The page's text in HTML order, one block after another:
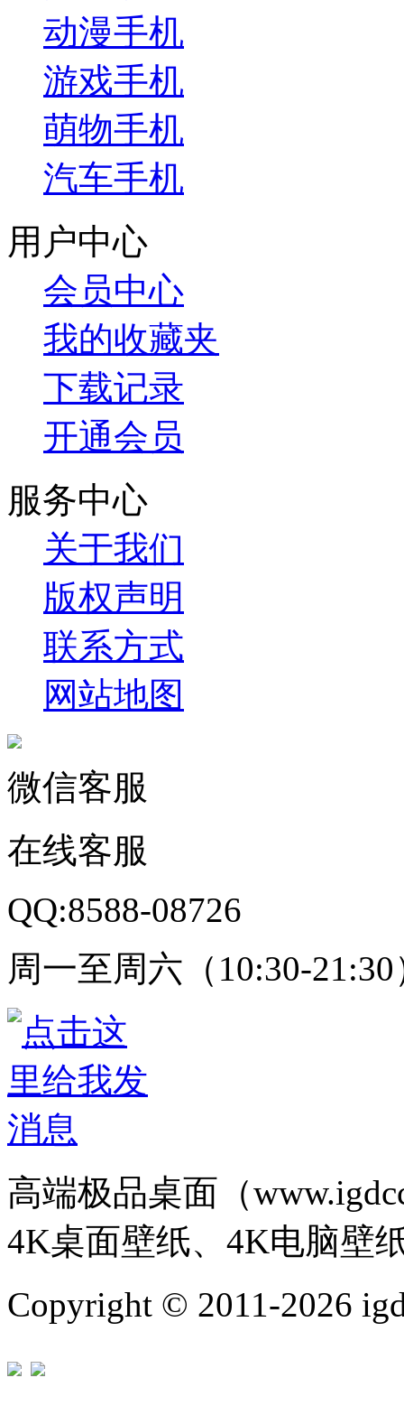
动漫手机
游戏手机
萌物手机
汽车手机
用户中心
会员中心
我的收藏夹
下载记录
开通会员
服务中心
关于我们
版权声明
联系方式
网站地图
微信客服
在线客服
QQ:8588-08726
周一至周六（10:30-21:30
高端极品桌面（
4K桌面壁纸、4K电脑壁
Copyright © 2011-2026